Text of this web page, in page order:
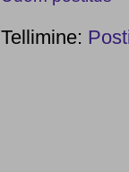
Tellimine: